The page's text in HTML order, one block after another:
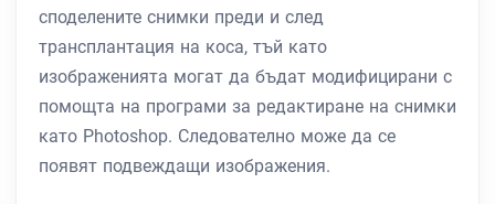
споделените снимки преди и след
трансплантация на коса, тъй като
изображенията могат да бъдат модифицирани с
помощта на програми за редактиране на снимки
като Photoshop. Следователно може да се
появят подвеждащи изображения.